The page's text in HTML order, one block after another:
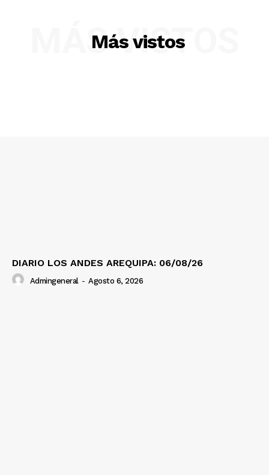
Más vistos
MÁS VISTOS
DIARIO LOS ANDES AREQUIPA: 06/08/26
Admingeneral - Agosto 6, 2026